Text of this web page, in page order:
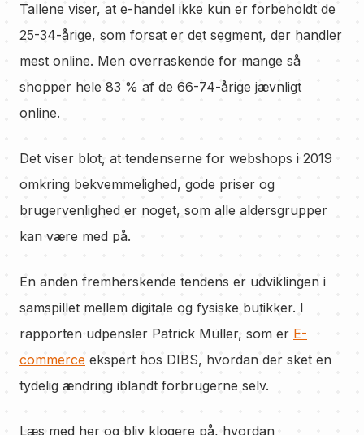
Tallene viser, at e-handel ikke kun er forbeholdt de
25-34-årige, som forsat er det segment, der handler
mest online. Men overraskende for mange så
shopper hele 83 % af de 66-74-årige jævnligt
online.
Det viser blot, at tendenserne for webshops i 2019
omkring bekvemmelighed, gode priser og
brugervenlighed er noget, som alle aldersgrupper
kan være med på.
En anden fremherskende tendens er udviklingen i
samspillet mellem digitale og fysiske butikker. I
rapporten udpensler Patrick Müller, som er E-
commerce ekspert hos DIBS, hvordan der sket en
tydelig ændring iblandt forbrugerne selv.
Læs med her og bliv klogere på, hvordan